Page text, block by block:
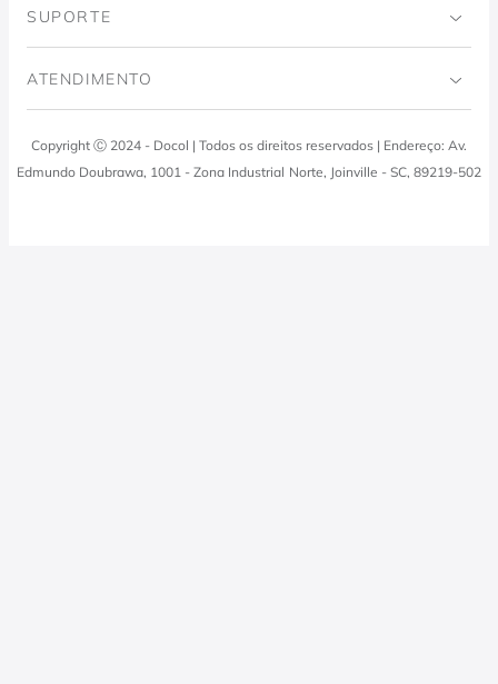
Trabalhe Conosco
Viva Docol
Banheiro
Instalações hidraulicas
SUPORTE
Código de Ética
Profissionais
ATENDIMENTO
Docol Responde
Copyright Ⓒ 2024 - Docol | Todos os direitos reservados | Endereço: Av.
Edmundo Doubrawa, 1001 - Zona Industrial Norte, Joinville - SC, 89219-502